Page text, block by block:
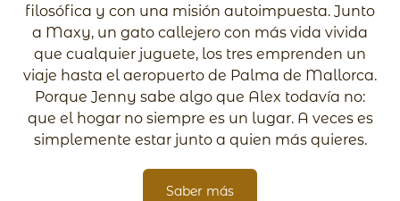
filosófica y con una misión autoimpuesta. Junto
a Maxy, un gato callejero con más vida vivida
que cualquier juguete, los tres emprenden un
viaje hasta el aeropuerto de Palma de Mallorca.
Porque Jenny sabe algo que Alex todavía no:
que el hogar no siempre es un lugar. A veces es
simplemente estar junto a quien más quieres.
Saber más